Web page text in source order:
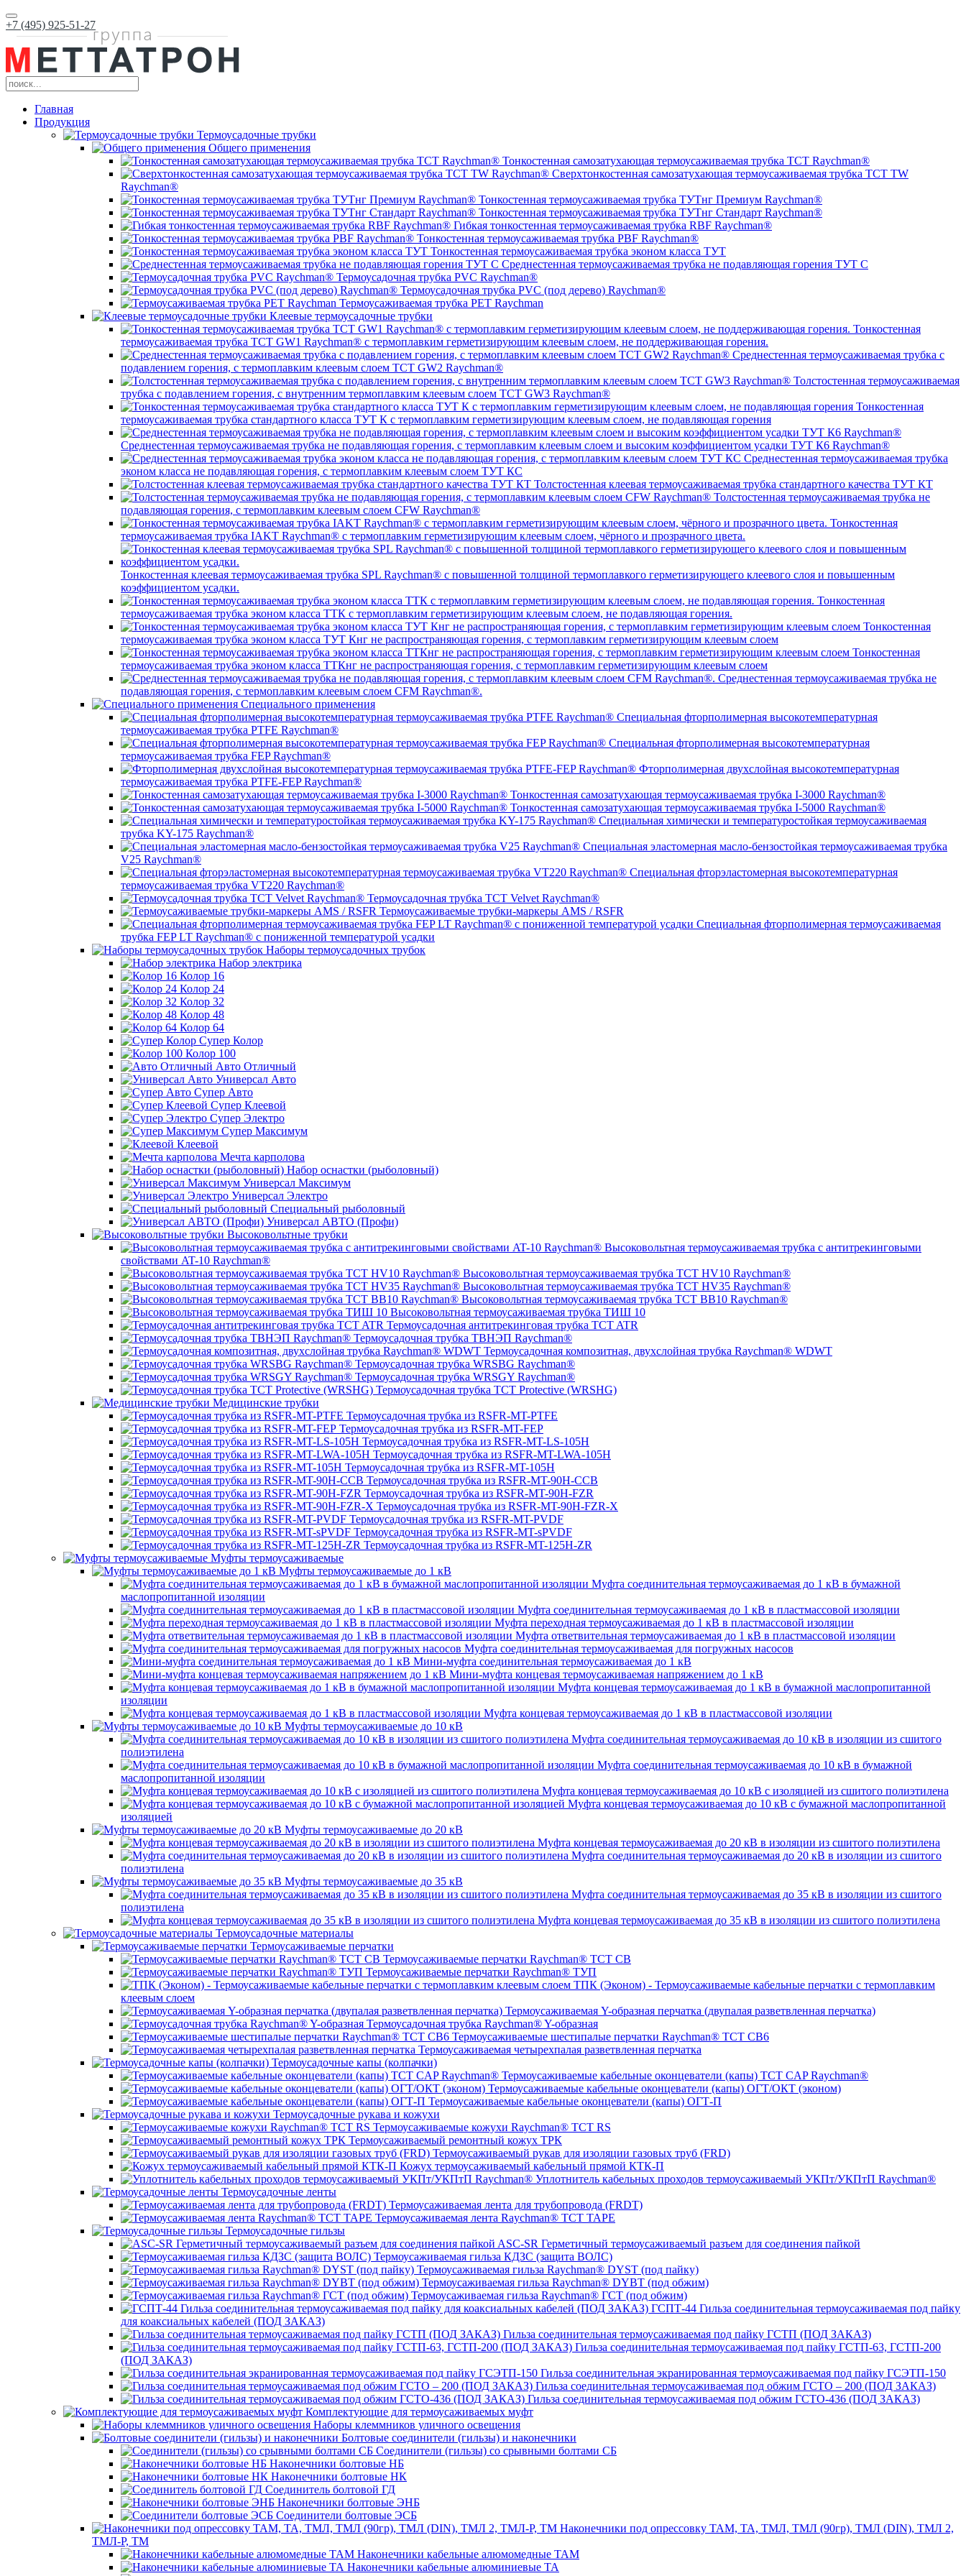
+7 (495) 925-51-27
Главная
Продукция
Термоусадочные трубки
Общего применения
Тонкостенная самозатухающая термоусаживаемая трубка ТCT Raychman®
Сверхтонкостенная самозатухающая термоусаживаемая трубка ТCT TW
Raychman®
Тонкостенная термоусаживаемая трубка ТУТнг Премиум Raychman®
Тонкостенная термоусаживаемая трубка ТУТнг Стандарт Raychman®
Гибкая тонкостенная термоусаживаемая трубка RBF Raychman®
Тонкостенная термоусаживаемая трубка PBF Raychman®
Тонкостенная термоусаживаемая трубка эконом класса ТУТ
Среднестенная термоусаживаемая трубка не подавляющая горения ТУТ С
Термоусадочная трубка PVC Raychman®
Термоусадочная трубка PVC (под дерево) Raychman®
Термоусаживаемая трубка PET Raychman
Клеевые термоусадочные трубки
Тонкостенная
термоусаживаемая трубка TCT GW1 Raychman® с термоплавким герметизирующим клеевым слоем, не поддерживающая горения.
Среднестенная термоусаживаемая трубка c
подавлением горения, с термоплавким клеевым слоем TCT GW2 Raychman®
Толстостенная термоусаживаемая
трубка c подавлением горения, с внутренним термоплавким клеевым слоем TCT GW3 Raychman®
Тонкостенная
термоусаживаемая трубка стандартного класса ТУТ К с термоплавким герметизирующим клеевым слоем, не подавляющая горения
Среднестенная термоусаживаемая трубка не подавляющая горения, с термоплавким клеевым слоем и высоким коэффициентом усадки ТУТ К6 Raychman®
Среднестенная термоусаживаемая трубка
эконом класса не подавляющая горения, с термоплавким клеевым слоем ТУТ КС
Толстостенная клеевая термоусаживаемая трубка стандартного качества ТУТ КТ
Толстостенная термоусаживаемая трубка не
подавляющая горения, с термоплавким клеевым слоем CFW Raychman®
Тонкостенная
термоусаживаемая трубка IAKT Raychman® с термоплавким герметизирующим клеевым слоем, чёрного и прозрачного цвета.
Тонкостенная клеевая термоусаживаемая трубка SPL Raychman® с повышенной толщиной термоплавкого герметизирующего клеевого слоя и повышенным
коэффициентом усадки.
Тонкостенная
термоусаживаемая трубка эконом класса ТТК с термоплавким герметизирующим клеевым слоем, не подавляющая горения.
Тонкостенная
термоусаживаемая трубка эконом класса ТУТ Кнг не распространяющая горения, с термоплавким герметизирующим клеевым слоем
Тонкостенная
термоусаживаемая трубка эконом класса ТТКнг не распространяющая горения, с термоплавким герметизирующим клеевым слоем
Среднестенная термоусаживаемая трубка не
подавляющая горения, с термоплавким клеевым слоем CFM Raychman®.
Специального применения
Специальная фторполимерная высокотемпературная
термоусаживаемая трубка PTFE Raychman®
Специальная фторполимерная высокотемпературная
термоусаживаемая трубка FEP Raychman®
Фторполимерная двухслойная высокотемпературная
термоусаживаемая трубка PTFE-FEP Raychman®
Тонкостенная самозатухающая термоусаживаемая трубка I-3000 Raychman®
Тонкостенная самозатухающая термоусаживаемая трубка I-5000 Raychman®
Специальная химически и температуростойкая термоусаживаемая
трубка KY-175 Raychman®
Специальная эластомерная масло-бензостойкая термоусаживаемая трубка
V25 Raychman®
Специальная фторэластомерная высокотемпературная
термоусаживаемая трубка VT220 Raychman®
Термоусадочная трубка TCT Velvet Raychman®
Термоусаживаемые трубки-маркеры AMS / RSFR
Специальная фторполимерная термоусаживаемая
трубка FEP LT Raychman® с пониженной температурой усадки
Наборы термоусадочных трубок
Набор электрика
Колор 16
Колор 24
Колор 32
Колор 48
Колор 64
Супер Колор
Колор 100
Авто Отличный
Универсал Авто
Супер Авто
Супер Клеевой
Супер Электро
Супер Максимум
Клеевой
Мечта карполова
Набор оснастки (рыболовный)
Универсал Максимум
Универсал Электро
Специальный рыболовный
Универсал АВТО (Профи)
Высоковольтные трубки
Высоковольтная термоусаживаемая трубка с антитрекинговыми
свойствами AT-10 Raychman®
Высоковольтная термоусаживаемая трубка TCT HV10 Raychman®
Высоковольтная термоусаживаемая трубка TCT HV35 Raychman®
Высоковольтная термоусаживаемая трубка TCT BB10 Raychman®
Высоковольтная термоусаживаемая трубка ТИШ 10
Термоусадочная антитрекинговая трубка TCT ATR
Термоусадочная трубка ТВНЭП Raychman®
Термоусадочная композитная, двухслойная трубка Raychman® WDWT
Термоусадочная трубка WRSBG Raychman®
Термоусадочная трубка WRSGY Raychman®
Термоусадочная трубка TCT Protective (WRSHG)
Медицинские трубки
Термоусадочная трубка из RSFR-MT-PTFE
Термоусадочная трубка из RSFR-MT-FEP
Термоусадочная трубка из RSFR-MT-LS-105H
Термоусадочная трубка из RSFR-MT-LWA-105H
Термоусадочная трубка из RSFR-MT-105H
Термоусадочная трубка из RSFR-MT-90H-CCB
Термоусадочная трубка из RSFR-MT-90H-FZR
Термоусадочная трубка из RSFR-MT-90H-FZR-X
Термоусадочная трубка из RSFR-MT-PVDF
Термоусадочная трубка из RSFR-MT-sPVDF
Термоусадочная трубка из RSFR-MT-125H-ZR
Муфты термоусаживаемые
Муфты термоусаживаемые до 1 кВ
Муфта соединительная термоусаживаемая до 1 кВ в бумажной
маслопропитанной изоляции
Муфта соединительная термоусаживаемая до 1 кВ в пластмассовой изоляции
Муфта переходная термоусаживаемая до 1 кВ в пластмассовой изоляции
Муфта ответвительная термоусаживаемая до 1 кВ в пластмассовой изоляции
Муфта соединительная термоусаживаемая для погружных насосов
Мини-муфта соединительная термоусаживаемая до 1 кВ
Мини-муфта концевая термоусаживаемая напряжением до 1 кВ
Муфта концевая термоусаживаемая до 1 кВ в бумажной маслопропитанной
изоляции
Муфта концевая термоусаживаемая до 1 кВ в пластмассовой изоляции
Муфты термоусаживаемые до 10 кВ
Муфта соединительная термоусаживаемая до 10 кВ в изоляции из сшитого
полиэтилена
Муфта соединительная термоусаживаемая до 10 кВ в бумажной
маслопропитанной изоляции
Муфта концевая термоусаживаемая до 10 кВ с изоляцией из сшитого полиэтилена
Муфта концевая термоусаживаемая до 10 кВ с бумажной маслопропитанной
изоляцией
Муфты термоусаживаемые до 20 кВ
Муфта концевая термоусаживаемая до 20 кВ в изоляции из сшитого полиэтилена
Муфта соединительная термоусаживаемая до 20 кВ в изоляции из сшитого
полиэтилена
Муфты термоусаживаемые до 35 кВ
Муфта соединительная термоусаживаемая до 35 кВ в изоляции из сшитого
полиэтилена
Муфта концевая термоусаживаемая до 35 кВ в изоляции из сшитого полиэтилена
Термоусадочные материалы
Термоусаживаемые перчатки
Термоусаживаемые перчатки Raychman® TCT CB
Термоусаживаемые перчатки Raychman® ТУП
ТПК (Эконом) - Термоусаживаемые кабельные перчатки с термоплавким
клеевым слоем
Термоусаживаемая Y-образная перчатка (двупалая разветвленная перчатка)
Термоусадочная трубка Raychman® Y-образная
Термоусаживаемые шестипалые перчатки Raychman® ТСТ СВ6
Термоусаживаемая четырехпалая разветвленная перчатка
Термоусадочные капы (колпачки)
Термоусаживаемые кабельные оконцеватели (капы) ТCT CAP Raychman®
Термоусаживаемые кабельные оконцеватели (капы) ОГТ/ОКТ (эконом)
Термоусаживаемые кабельные оконцеватели (капы) ОГТ-П
Термоусадочные рукава и кожухи
Термоусаживаемые кожухи Raychman® TCT RS
Термоусаживаемый ремонтный кожух ТРК
Термоусаживаемый рукав для изоляции газовых труб (FRD)
Кожух термоусаживаемый кабельный прямой КТК-П
Уплотнитель кабельных проходов термоусаживаемый УКПт/УКПтП Raychman®
Термоусадочные ленты
Термоусаживаемая лента для трубопровода (FRDT)
Термоусаживаемая лента Raychman® TCT TAPE
Термоусадочные гильзы
ASC‐SR Герметичный термоусаживаемый разъем для соединения пайкой
Термоусаживаемая гильза КДЗС (защита ВОЛС)
Термоусаживаемая гильза Raychman® DYST (под пайку)
Термоусаживаемая гильза Raychman® DYBT (под обжим)
Термоусаживаемая гильза Raychman® ГСТ (под обжим)
ГСПТ-44 Гильза соединительная термоусаживаемая под пайку
для коаксиальных кабелей (ПОД ЗАКАЗ)
Гильза соединительная термоусаживаемая под пайку ГСТП (ПОД ЗАКАЗ)
Гильза соединительная термоусаживаемая под пайку ГСТП-63, ГСТП-200
(ПОД ЗАКАЗ)
Гильза соединительная экранированная термоусаживаемая под пайку ГСЭТП-150
Гильза соединительная термоусаживаемая под обжим ГСТО – 200 (ПОД ЗАКАЗ)
Гильза соединительная термоусаживаемая под обжим ГСТО-436 (ПОД ЗАКАЗ)
Комплектующие для термоусаживаемых муфт
Наборы клеммников уличного освещения
Болтовые соединители (гильзы) и наконечники
Соединители (гильзы) со срывными болтами СБ
Наконечники болтовые НБ
Наконечники болтовые НК
Соединитель болтовой ГД
Наконечники болтовые ЭНБ
Соединители болтовые ЭСБ
Наконечники под опрессовку ТАМ, ТА, ТМЛ, ТМЛ (90гр), ТМЛ (DIN), ТМЛ 2,
ТМЛ-Р, ТМ
Наконечники кабельные алюмомедные ТАМ
Наконечники кабельные алюминиевые ТА